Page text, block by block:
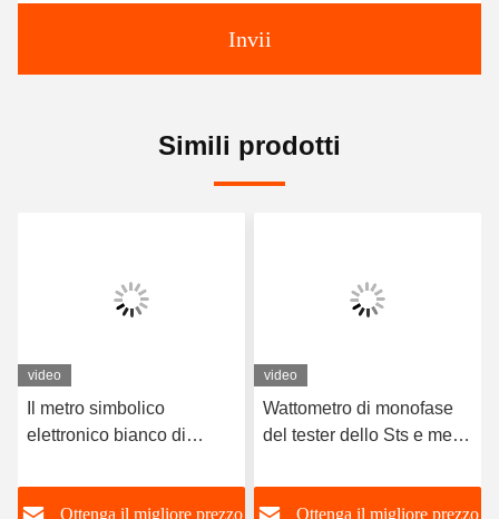
Invii
Simili prodotti
video
Il metro simbolico
elettronico bianco di
monofase ha prepagato il
CE RS485
Ottenga il migliore prezzo
video
Wattometro di monofase
del tester dello Sts e metro
0.004Ib di energia
Ottenga il migliore prezzo